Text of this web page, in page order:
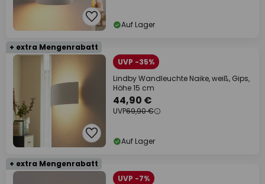
Auf Lager
+ extra Mengenrabatt
UVP -35%
Lindby Wandleuchte Naike, weiß, Gips,
Höhe 15 cm
44,90 €
UVP69,90 €
Auf Lager
+ extra Mengenrabatt
UVP -7%